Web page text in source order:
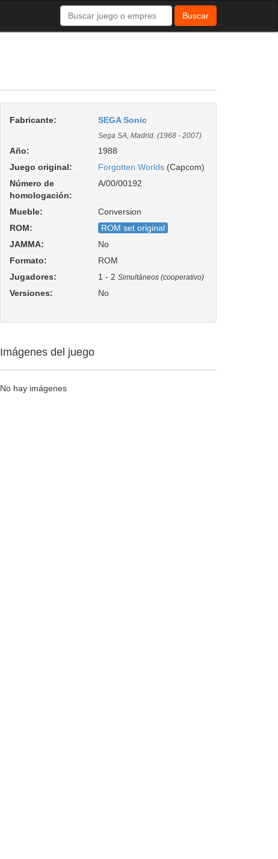
Buscar
Fabricante: SEGA Sonic
Sega SA, Madrid. (1968 - 2007)
Año:
1988
Juego original:
Forgotten Worlds (Capcom)
Número de
homologación:
A/00/00192
Mueble:
Conversion
ROM:
ROM set original
JAMMA:
No
Formato:
ROM
Jugadores:
1 - 2 Simultáneos (cooperativo)
Versiones: No
Imágenes del juego
No hay imágenes